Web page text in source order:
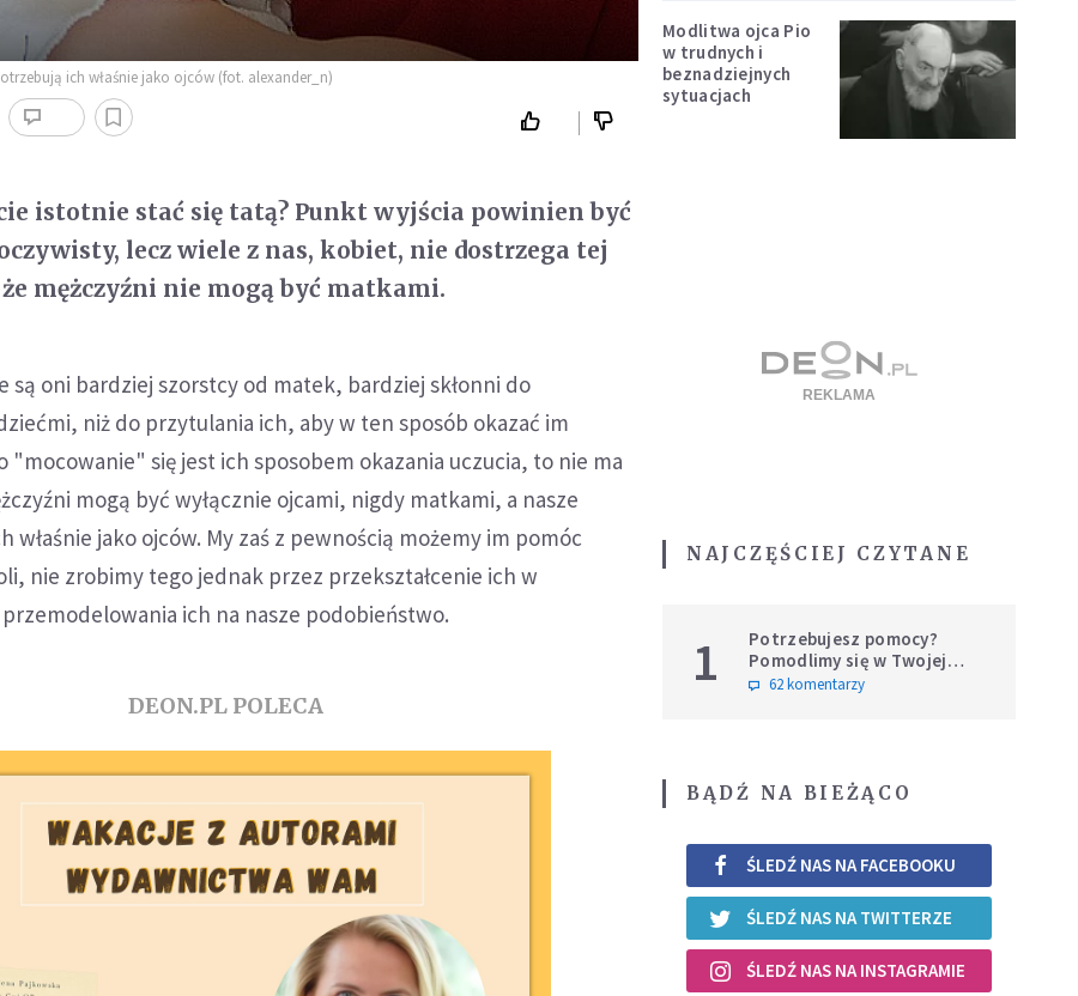
ich właśnie jako ojców (fot. alexander_n)
istotnie stać się tatą? Punkt wyjścia powinien być
lecz wiele z nas, kobiet, nie dostrzega tej
mężczyźni nie mogą być matkami.
są oni bardziej szorstcy od matek, bardziej skłonni do
niż do przytulania ich, aby w ten sposób okazać im
"mocowanie" się jest ich sposobem okazania uczucia, to nie ma
mogą być wyłącznie ojcami, nigdy matkami, a nasze
właśnie jako ojców. My zaś z pewnością możemy im pomóc
nie zrobimy tego jednak przez przekształcenie ich w
ich na nasze podobieństwo.
DEON.PL POLECA
Modlitwa ojca Pio
w trudnych i
beznadziejnych
sytuacjach
NAJCZĘŚCIEJ CZYTANE
1
Potrzebujesz pomocy?
Pomodlimy się w Twojej
intencji
62 komentarzy
BĄDŹ NA BIEŻĄCO
ŚLEDŹ NAS NA FACEBOOKU
ŚLEDŹ NAS NA TWITTERZE
ŚLEDŹ NAS NA INSTAGRAMIE